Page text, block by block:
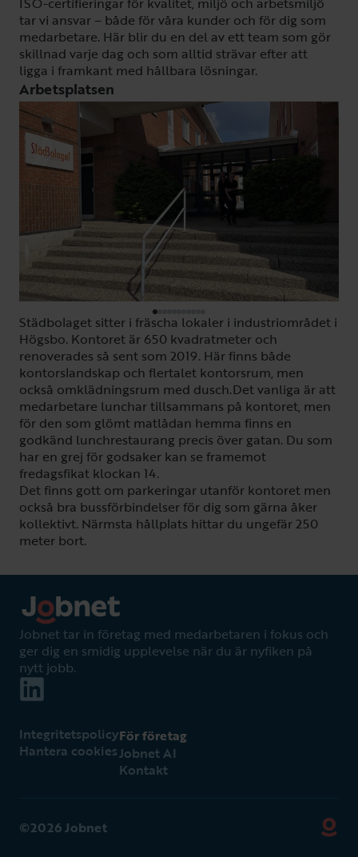
tar vi ansvar – både för våra kunder och för dig som
medarbetare. Här blir du en del av ett team som gör
skillnad varje dag och som alltid strävar efter att
ligga i framkant med hållbara lösningar.
Arbetsplatsen
Städbolaget sitter i fräscha lokaler i industriområdet i
Högsbo. Kontoret är 650 kvadratmeter och
renoverades så sent som 2019. Här finns både
kontorslandskap och flertalet kontorsrum, men
också omklädningsrum med dusch.Det vanliga är att
medarbetare lunchar tillsammans på kontoret, men
för den som glömt matlådan hemma finns en
godkänd lunchrestaurang precis över gatan. Du som
har en grej för godsaker kan se framemot
fredagsfikat klockan 14.
Det finns gott om parkeringar utanför kontoret men
också bra bussförbindelser för dig som gärna åker
kollektivt. Närmsta hållplats hittar du ungefär 250
meter bort.
Jobnet tar in företag med medarbetaren i fokus och
ger dig en smidig upplevelse när du är nyfiken på
nytt jobb.
Integritetspolicy
Hantera cookies
För företag
Jobnet AI
Kontakt
©2026 Jobnet